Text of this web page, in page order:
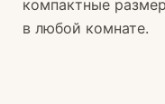
компактные
в любой комнате.